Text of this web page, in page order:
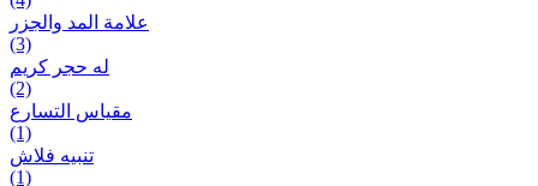
علامة المد والجزر
(3)
له حجر كريم
(2)
مقياس التسارع
(1)
تنبيه فلاش
(1)